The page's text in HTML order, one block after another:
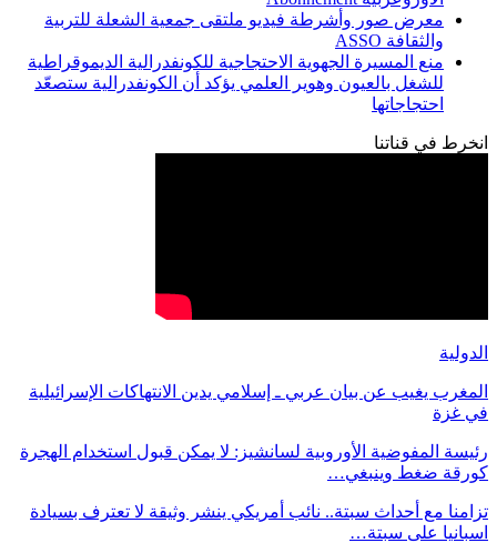
معرض صور وأشرطة فيديو ملتقى جمعية الشعلة للتربية
والثقافة ASSO
منع المسيرة الجهوية الاحتجاجية للكونفدرالية الديموقراطية
للشغل بالعيون وهوير العلمي يؤكد أن الكونفدرالية ستصعّد
احتجاجاتها
انخرط في قناتنا
الدولية
المغرب يغيب عن بيان عربي ـ إسلامي يدين الانتهاكات الإسرائيلية
في غزة
رئيسة المفوضية الأوروبية لسانشيز: لا يمكن قبول استخدام الهجرة
كورقة ضغط وينبغي…
تزامنا مع أحداث سبتة.. نائب أمريكي ينشر وثيقة لا تعترف بسيادة
اسبانيا على سبتة…